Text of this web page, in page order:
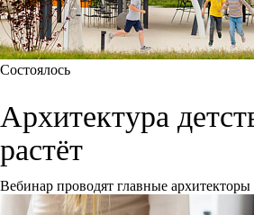
Состоялось
Архитектура
растёт
Вебинар проводят главные